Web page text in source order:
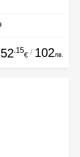
52.15
€ / 102лв.